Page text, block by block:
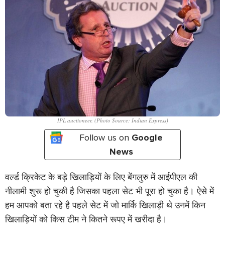
IPL auctioneer. (Photo Source: Indian Express)
Follow us on Google
News
वर्ल्ड क्रिकेट के बड़े खिलाड़ियों के लिए बेंगलुरु में आईपीएल की
नीलामी शुरू हो चुकी है जिसका पहला सेट भी पूरा हो चुका है। ऐसे में
हम आपको बता रहे है पहले सेट में जो मार्कि खिलाड़ी थे उनमें किन
खिलाड़ियों को किस टीम ने कितने रूपए में खरीदा है।